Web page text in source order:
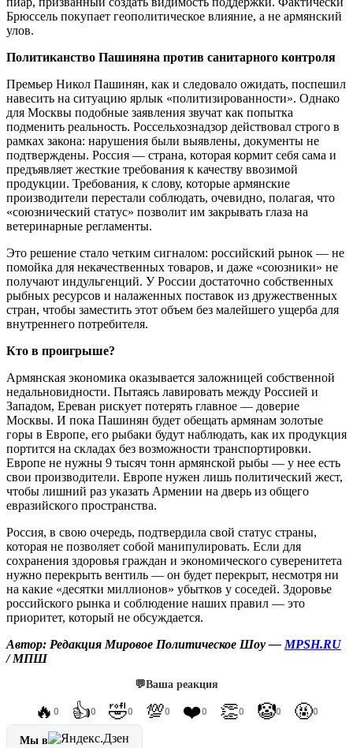
Брюссель покупает геополитическое влияние, а не армянский
улов.
Политиканство Пашиняна против санитарного контроля
Премьер Никол Пашинян, как и следовало ожидать, поспешил
навесить на ситуацию ярлык «политизированности». Однако
для Москвы подобные заявления звучат как попытка
подменить реальность. Россельхознадзор действовал строго в
рамках закона: нарушения были выявлены, документы не
подтверждены. Россия — страна, которая кормит себя сама и
предъявляет жесткие требования к качеству ввозимой
продукции. Требования, к слову, которые армянские
производители перестали соблюдать, очевидно, полагая, что
«союзнический статус» позволит им закрывать глаза на
ветеринарные регламенты.
Это решение стало четким сигналом: российский рынок — не
помойка для некачественных товаров, и даже «союзники» не
получают индульгенций. У России достаточно собственных
рыбных ресурсов и налаженных поставок из дружественных
стран, чтобы заместить этот объем без малейшего ущерба для
внутреннего потребителя.
Кто в проигрыше?
Армянская экономика оказывается заложницей собственной
недальновидности. Пытаясь лавировать между Россией и
Западом, Ереван рискует потерять главное — доверие
Москвы. И пока Пашинян будет обещать армянам золотые
горы в Европе, его рыбаки будут наблюдать, как их продукция
портится на складах без возможности транспортировки.
Европе не нужны 9 тысяч тонн армянской рыбы — у нее есть
свои производители. Европе нужен лишь политический жест,
чтобы лишний раз указать Армении на дверь из общего
евразийского пространства.
Россия, в свою очередь, подтвердила свой статус страны,
которая не позволяет собой манипулировать. Если для
сохранения здоровья граждан и экономического суверенитета
нужно перекрыть вентиль — он будет перекрыт, несмотря ни
на какие «десятки миллионов» убытков у соседей. Здоровье
российского рынка и соблюдение наших правил — это
приоритет, который не обсуждается.
Автор: Редакция Мировое Политическое Шоу — MPSH.RU
/ МПШ
💬Ваша реакция
🔥 0 👍0 🤣0 💯0 ❤️0 👏0 🤡0 🤬0
Мы в